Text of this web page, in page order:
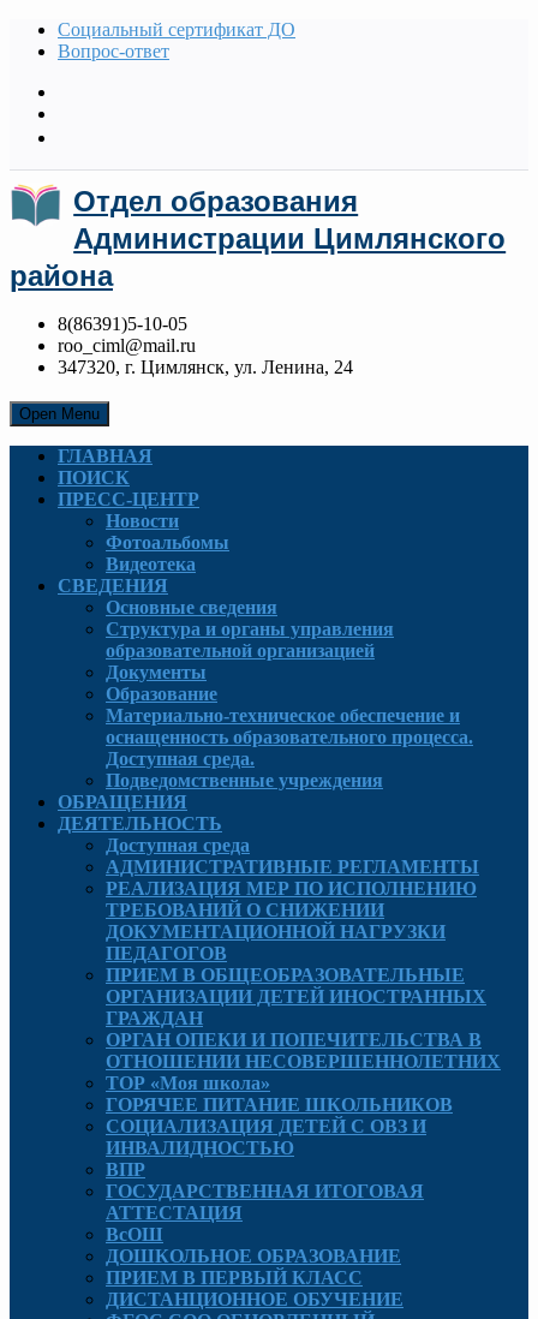
Социальный сертификат ДО
Вопрос-ответ
Отдел образования
Администрации Цимлянского
района
8(86391)5-10-05
roo_ciml@mail.ru
347320, г. Цимлянск, ул. Ленина, 24
Open Menu
ГЛАВНАЯ
ПОИСК
ПРЕСС-ЦЕНТР
Новости
Фотоальбомы
Видеотека
СВЕДЕНИЯ
Основные сведения
Структура и органы управления
образовательной организацией
Документы
Образование
Материально-техническое обеспечение и
оснащенность образовательного процесса.
Доступная среда.
Подведомственные учреждения
ОБРАЩЕНИЯ
ДЕЯТЕЛЬНОСТЬ
Доступная среда
АДМИНИСТРАТИВНЫЕ РЕГЛАМЕНТЫ
РЕАЛИЗАЦИЯ МЕР ПО ИСПОЛНЕНИЮ
ТРЕБОВАНИЙ О СНИЖЕНИИ
ДОКУМЕНТАЦИОННОЙ НАГРУЗКИ
ПЕДАГОГОВ
ПРИЕМ В ОБЩЕОБРАЗОВАТЕЛЬНЫЕ
ОРГАНИЗАЦИИ ДЕТЕЙ ИНОСТРАННЫХ
ГРАЖДАН
ОРГАН ОПЕКИ И ПОПЕЧИТЕЛЬСТВА В
ОТНОШЕНИИ НЕСОВЕРШЕННОЛЕТНИХ
ТОР «Моя школа»
ГОРЯЧЕЕ ПИТАНИЕ ШКОЛЬНИКОВ
СОЦИАЛИЗАЦИЯ ДЕТЕЙ С ОВЗ И
ИНВАЛИДНОСТЬЮ
ВПР
ГОСУДАРСТВЕННАЯ ИТОГОВАЯ
АТТЕСТАЦИЯ
ВсОШ
ДОШКОЛЬНОЕ ОБРАЗОВАНИЕ
ПРИЕМ В ПЕРВЫЙ КЛАСС
ДИСТАНЦИОННОЕ ОБУЧЕНИЕ